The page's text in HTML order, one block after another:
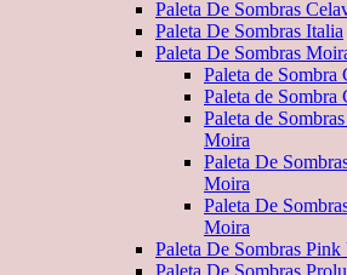
Paleta De Sombras
Paleta De Sombras Italia
Paleta De Sombras
Paleta de
Paleta de Sombra
Paleta de
Moira
Paleta De
Moira
Paleta De
Moira
Paleta De Sombras Pink
Paleta De Sombras